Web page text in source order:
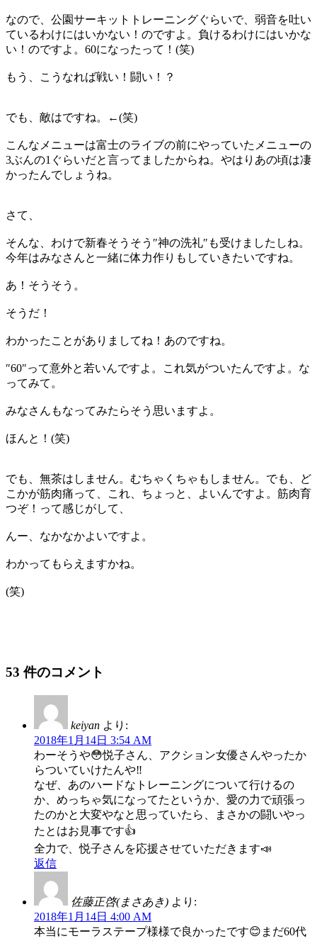
なので、公園サーキットトレーニングぐらいで、弱音を吐い
ているわけにはいかない！のですよ。負けるわけにはいかな
い！のですよ。60になったって！(笑)
もう、こうなれば戦い！闘い！？
でも、敵はですね。←(笑)
こんなメニューは富士のライブの前にやっていたメニューの
3ぶんの1ぐらいだと言ってましたからね。やはりあの頃は凄
かったんでしょうね。
さて、
そんな、わけで新春そうそう″神の洗礼″も受けましたしね。
今年はみなさんと一緒に体力作りもしていきたいですね。
あ！そうそう。
そうだ！
わかったことがありましてね！あのですね。
″60″って意外と若いんですよ。これ気がついたんですよ。な
ってみて。
みなさんもなってみたらそう思いますよ。
ほんと！(笑)
でも、無茶はしません。むちゃくちゃもしません。でも、ど
こかが筋肉痛って、これ、ちょっと、よいんですよ。筋肉育
つぞ！って感じがして、
んー、なかなかよいですよ。
わかってもらえますかね。
(笑)
53 件のコメント
keiyan より:
2018年1月14日 3:54 AM
わーそうや😳悦子さん、アクション女優さんやったか
らついていけたんや‼️
なぜ、あのハードなトレーニングについて行けるの
か、めっちゃ気になってたというか、愛の力で頑張っ
たのかと大変やなと思っていたら、まさかの闘いやっ
たとはお見事です👍
全力で、悦子さんを応援させていただきます📣
返信
佐藤正啓(まさあき) より:
2018年1月14日 4:00 AM
本当にモーラステープ様様で良かったです😊まだ60代